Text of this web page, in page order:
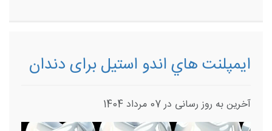
ايمپلنت‌ هاي اندو استيل برای دندان
آخرین به روز رسانی در 07 مرداد 1404